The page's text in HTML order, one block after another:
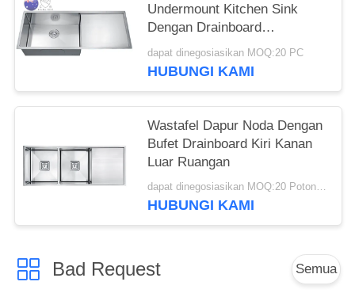
Undermount Kitchen Sink
Dengan Drainboard
Household
dapat dinegosiasikan MOQ:20 PC
HUBUNGI KAMI
Wastafel Dapur Noda Dengan
Bufet Drainboard Kiri Kanan
Luar Ruangan
dapat dinegosiasikan MOQ:20 Potongan / potongan
HUBUNGI KAMI
Bad Request Semua